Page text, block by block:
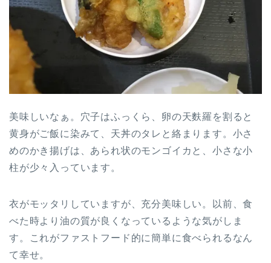
美味しいなぁ。穴子はふっくら、卵の天麩羅を割ると
黄身がご飯に染みて、天丼のタレと絡まります。小さ
めのかき揚げは、あられ状のモンゴイカと、小さな小
柱が少々入っています。
衣がモッタリしていますが、充分美味しい。以前、食
べた時より油の質が良くなっているような気がしま
す。これがファストフード的に簡単に食べられるなん
て幸せ。